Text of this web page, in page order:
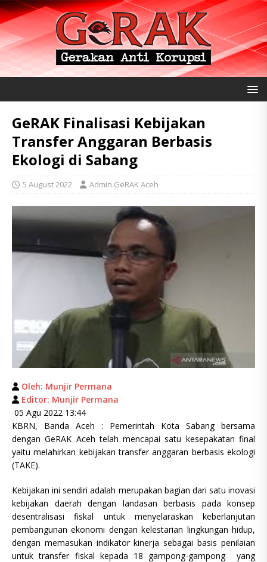
GeRAK Finalisasi Kebijakan
Transfer Anggaran Berbasis
Ekologi di Sabang
5 August 2022 Admin GeRAK Aceh
Oleh: Munjir Permana
Editor: Munjir Permana
05 Agu 2022 13:44
KBRN, Banda Aceh : Pemerintah Kota Sabang bersama
dengan GeRAK Aceh telah mencapai satu kesepakatan final
yaitu melahirkan kebijakan transfer anggaran berbasis ekologi
(TAKE).
Kebijakan ini sendiri adalah merupakan bagian dari satu inovasi
kebijakan daerah dengan landasan berbasis pada konsep
desentralisasi fiskal untuk menyelaraskan keberlanjutan
pembangunan ekonomi dengan kelestarian lingkungan hidup,
dengan memasukan indikator kinerja sebagai basis penilaian
untuk transfer fiskal kepada 18 gampong-gampong yang